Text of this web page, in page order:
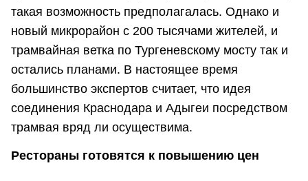
такая возможность предполагалась. Однако и
новый микрорайон с 200 тысячами жителей, и
трамвайная ветка по Тургеневскому мосту так и
остались планами. В настоящее время
большинство экспертов считает, что идея
соединения Краснодара и Адыгеи посредством
трамвая вряд ли осуществима.
Рестораны готовятся к повышению цен